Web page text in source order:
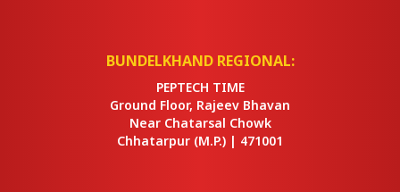
BUNDELKHAND REGIONAL:
PEPTECH TIME
Ground Floor, Rajeev Bhavan
Near Chatarsal Chowk
Chhatarpur (M.P.) | 471001